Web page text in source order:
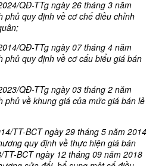
QĐ-TTg ngày 26 tháng 3 năm
phủ quy định về cơ chế điều chỉnh
QĐ-TTg ngày 07 tháng 4 năm
phủ quy định về cơ cấu biểu giá bán
QĐ-TTg ngày 03 tháng 2 năm
phủ về khung giá của mức giá bán lẻ
TT-BCT ngày 29 tháng 5 năm 2014
quy định về thực hiện giá bán
BCT ngày 12 tháng 09 năm 2018